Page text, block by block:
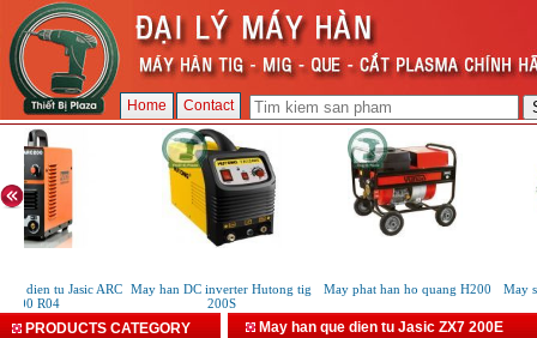
Home Contact
dien tu Jasic ARC
200 R04
May han DC inverter Hutong tig
200S
May phat han ho quang H200 May
PRODUCTS CATEGORY May han que dien tu Jasic ZX7 200E